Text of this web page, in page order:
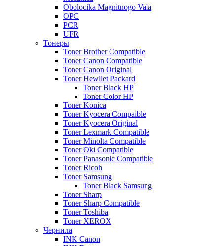
Obolocika Magnitnogo Vala
OPC
PCR
UFR
Тонеры
Toner Brother Compatible
Toner Canon Compatible
Toner Canon Original
Toner Hewllet Packard
Toner Black HP
Toner Color HP
Toner Konica
Toner Kyocera Compaible
Toner Kyocera Original
Toner Lexmark Compatible
Toner Minolta Compatible
Toner Oki Compatible
Toner Panasonic Compatible
Toner Ricoh
Toner Samsung
Toner Black Samsung
Toner Sharp
Toner Sharp Compatible
Toner Toshiba
Toner XEROX
Чернила
INK Canon